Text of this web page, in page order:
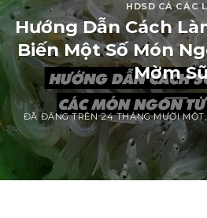
HDSD CÁ CÁC
Hướng Dẫn Cách
Biến Một Số Món
Mờm
ĐÃ ĐĂNG TRÊN24 THÁNG MƯỜI